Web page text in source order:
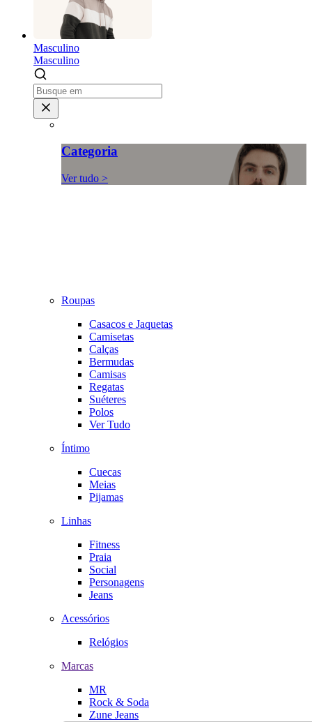
Masculino
Masculino
Categoria
Ver tudo >
Roupas
Casacos e Jaquetas
Camisetas
Calças
Bermudas
Camisas
Regatas
Suéteres
Polos
Ver Tudo
Íntimo
Cuecas
Meias
Pijamas
Linhas
Fitness
Praia
Social
Personagens
Jeans
Acessórios
Relógios
Marcas
MR
Rock & Soda
Zune Jeans